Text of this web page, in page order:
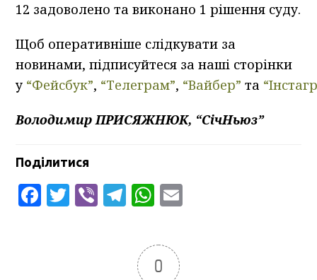
12 задоволено та виконано 1 рішення суду.
Щоб оперативніше слідкувати за
новинами, підписуйтеся за наші сторінки
у “Фейсбук”, “Телеграм”, “Вайбер” та
Володимир ПРИСЯЖНЮК, “СічНьюз”
Поділитися
Facebook
Twitter
ViberTelegram
WhatsApp
0